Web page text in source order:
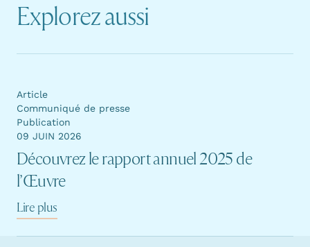
Explorez aussi
Découvrez le rapport annuel 2025 de
l’Œuvre
Article
Communiqué de presse
Publication
09 JUIN 2026
Lire plus